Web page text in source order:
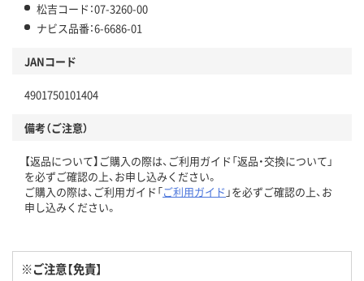
松吉コード：07-3260-00
ナビス品番：6-6686-01
JANコード
4901750101404
備考（ご注意）
【返品について】ご購入の際は、ご利用ガイド「返品・交換について」
を必ずご確認の上、お申し込みください。
ご購入の際は、ご利用ガイド「ご利用ガイド 」を必ずご確認の上、お
申し込みください。
※ご注意【免責】